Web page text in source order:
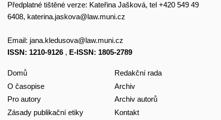
Předplatné tištěné verze: Kateřina Jašková, tel +420 549 49
6408, katerina.jaskova@law.muni.cz
Email: jana.kledusova@law.muni.cz
ISSN: 1210-9126 , E-ISSN: 1805-2789
Domů
O časopise
Pro autory
Zásady publikační etiky
Redakční rada
Archiv
Archiv autorů
Kontakt